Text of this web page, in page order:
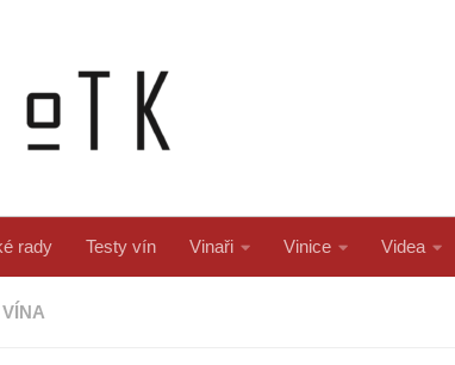
rady Testy vín Vinaři Vinice Videa